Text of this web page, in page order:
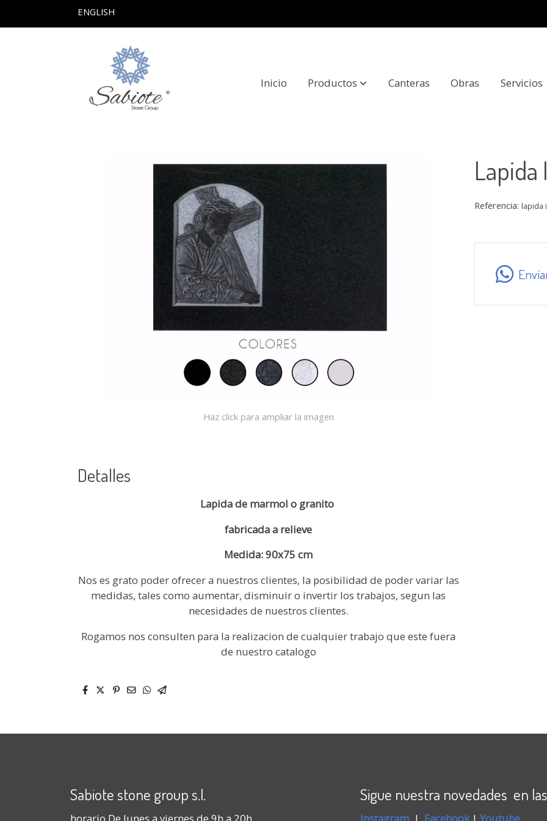
ENGLISH
Inicio Productos Canteras Obras Servicios
Haz click para ampliar la imagen
Detalles
Lapida de marmol o granito
fabricadaa relieve
Medida: 90x75 cm
Nos es grato poder ofrecer a nuestros clientes, la posibilidad de poder variar las
medidas, tales como aumentar, disminuir o invertir los trabajos, segun las
necesidades de nuestros clientes.
Rogamos nos consulten para la realizacion de cualquier trabajo que este fuera
de nuestro catalogo
Lapida
Referencia:lapida
Sabiote stone group s.l. Sigue nuestra novedades en